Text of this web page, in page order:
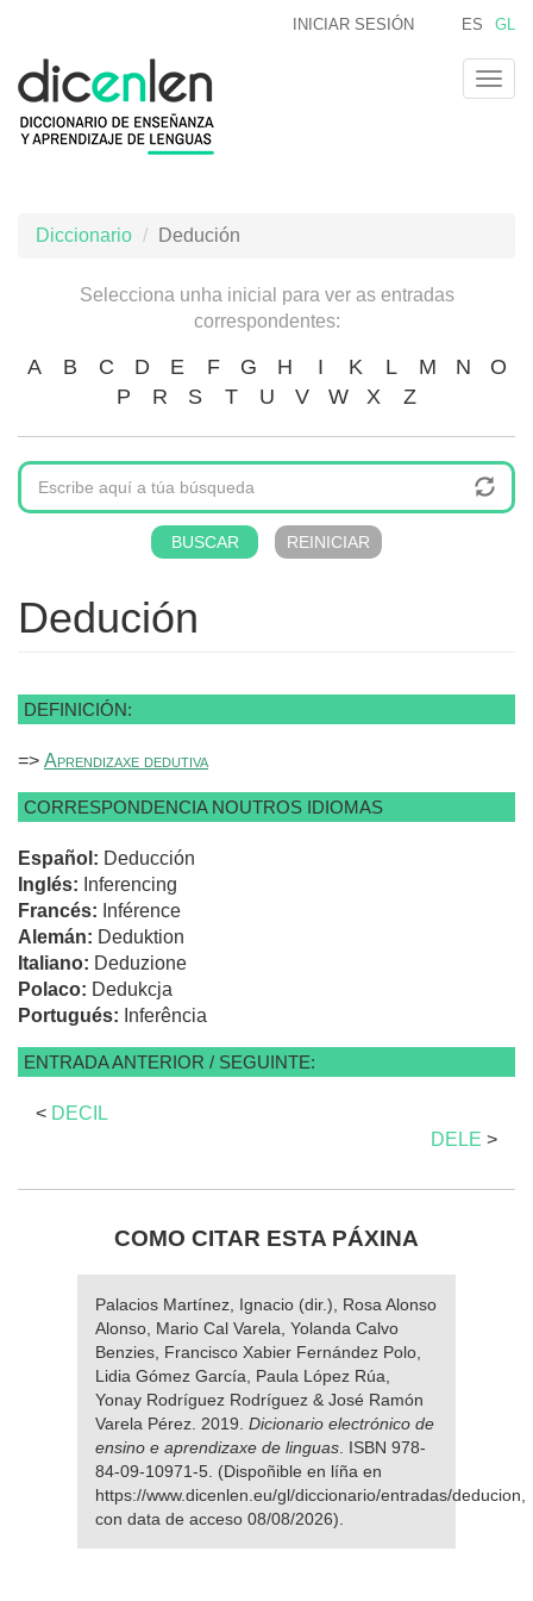
contido
principal
ES GL
INICIAR SESIÓN
Diccionario Dedución
Selecciona unha inicial para ver as entradas
correspondentes:
A B C D E F G H I K L M N
O
P
R S T U V W X Z
Dedución
DEFINICIÓN:
=> Aprendizaxe dedutiva
CORRESPONDENCIA NOUTROS IDIOMAS
Español: Deducción
Inglés: Inferencing
Francés: Inférence
Alemán: Deduktion
Italiano: Deduzione
Polaco: Dedukcja
Portugués: Inferência
ENTRADA ANTERIOR / SEGUINTE:
< DECIL
DELE >
COMO CITAR ESTA PÁXINA
Palacios Martínez, Ignacio (dir.), Rosa Alonso
Alonso, Mario Cal Varela, Yolanda Calvo
Benzies, Francisco Xabier Fernández Polo,
Lidia Gómez García, Paula López Rúa,
Yonay Rodríguez Rodríguez & José Ramón
Varela Pérez. 2019. Dicionario electrónico de
ensino e aprendizaxe de linguas . ISBN 978-
84-09-10971-5. (Dispoñible en líña en
https://www.dicenlen.eu/gl/diccionario/entradas/deducion,
con data de acceso 08/08/2026).